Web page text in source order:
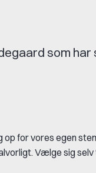
som har
for vores egen
Vælge sig selv